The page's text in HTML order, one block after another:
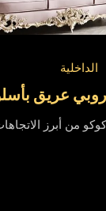
الداخلية
عريق
من أبرز